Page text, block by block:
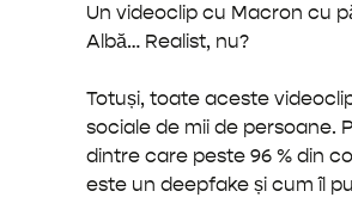
Un videoclip cu Macron cu
Albă… Realist, nu?
Totuși, toate aceste
sociale de mii de persoane.
dintre care peste 96 % din
este un deepfake și cum îl